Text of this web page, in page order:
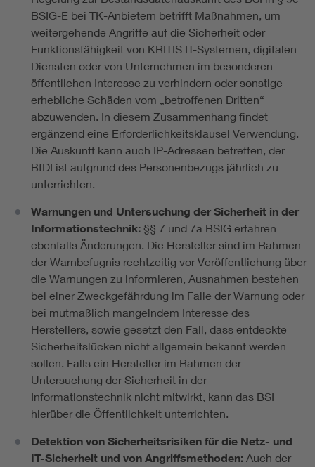
BSIG-E bei TK-Anbietern betrifft Maßnahmen, um
weitergehende Angriffe auf die Sicherheit oder
Funktionsfähigkeit von KRITIS IT-Systemen, digitalen
Diensten oder von Unternehmen im besonderen
öffentlichen Interesse zu verhindern oder sonstige
erhebliche Schäden vom „betroffenen Dritten“
abzuwenden. In diesem Zusammenhang findet
ergänzend eine Erforderlichkeitsklausel Verwendung.
Die Auskunft kann auch IP-Adressen betreffen, der
BfDI ist aufgrund des Personenbezugs jährlich zu
unterrichten.
Warnungen und Untersuchung der Sicherheit in der
Informationstechnik: §§ 7 und 7a BSIG erfahren
ebenfalls Änderungen. Die Hersteller sind im Rahmen
der Warnbefugnis rechtzeitig vor Veröffentlichung über
die Warnungen zu informieren, Ausnahmen bestehen
bei einer Zweckgefährdung im Falle der Warnung oder
bei mutmaßlich mangelndem Interesse des
Herstellers, sowie gesetzt den Fall, dass entdeckte
Sicherheitslücken nicht allgemein bekannt werden
sollen. Falls ein Hersteller im Rahmen der
Untersuchung der Sicherheit in der
Informationstechnik nicht mitwirkt, kann das BSI
hierüber die Öffentlichkeit unterrichten.
Detektion von Sicherheitsrisiken für die Netz- und
IT-Sicherheit und von Angriffsmethoden: Auch der